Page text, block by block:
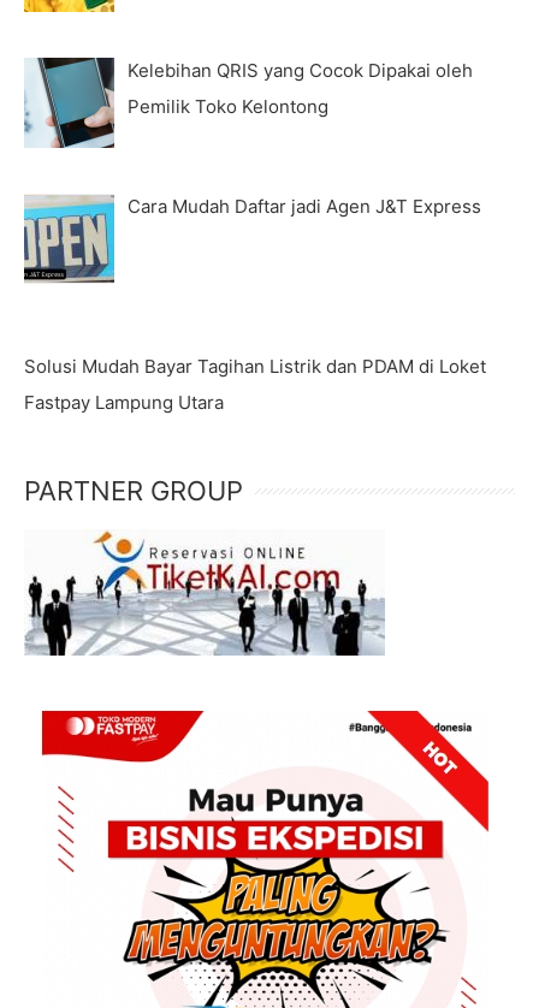
Kelebihan QRIS yang Cocok Dipakai oleh
Pemilik Toko Kelontong
Cara Mudah Daftar jadi Agen J&T Express
Solusi Mudah Bayar Tagihan Listrik dan PDAM di Loket
Fastpay Lampung Utara
PARTNER GROUP